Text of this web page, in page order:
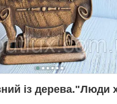
із дерева."Люди